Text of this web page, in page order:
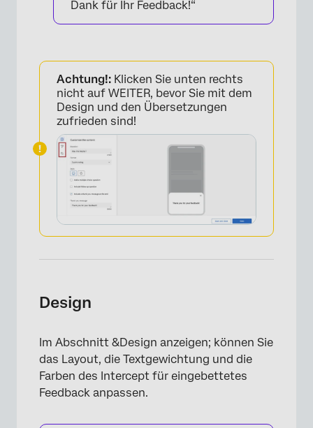
Dank für Ihr Feedback!“
Achtung!: Klicken Sie unten rechts
nicht auf WEITER, bevor Sie mit dem
Design und den Übersetzungen
zufrieden sind!
Design
Im Abschnitt &Design anzeigen; können Sie
das Layout, die Textgewichtung und die
Farben des Intercept für eingebettetes
Feedback anpassen.